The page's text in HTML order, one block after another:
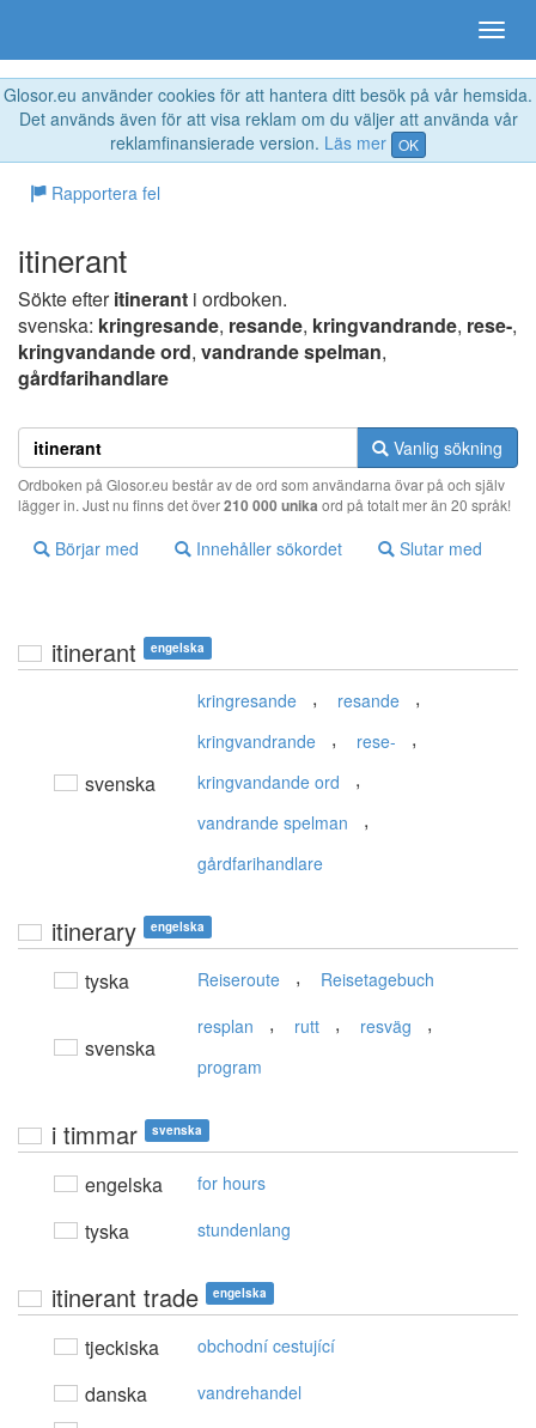
Glosor.eu använder cookies för att hantera ditt besök på vår hemsida.
Det används även för att visa reklam om du väljer att använda vår
reklamfinansierade version. Läs mer OK
Rapportera fel
itinerant
Sökte efteritinerant i ordboken.
svenska: kringresande, resande, kringvandrande, rese-,
kringvandande ord, vandrande spelman,
gårdfarihandlare
Vanlig sökning
Ordboken på Glosor.eu består av de ord som användarna övar på och själv
lägger in. Just nu finns det över210 000 unika ord på totalt mer än 20 språk!
Börjar med Innehåller sökordet Slutar med
itinerant engelska
svenska
kringresande , resande ,
kringvandrande , rese- ,
kringvandande ord ,
vandrande spelman ,
gårdfarihandlare
itinerary engelska
tyska Reiseroute , Reisetagebuch
svenska
resplan , rutt , resväg ,
program
i timmar svenska
engelska for hours
tyska stundenlang
itinerant trade engelska
tjeckiska obchodní cestující
danska vandrehandel